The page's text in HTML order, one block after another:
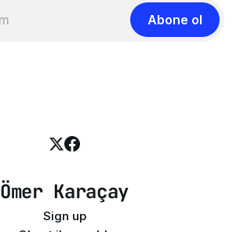
Abone ol
Ömer Karaçay
Sign up